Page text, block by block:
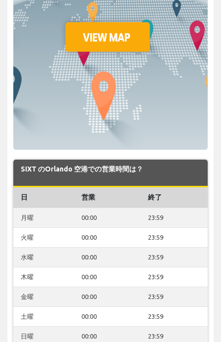
SIXT のOrlando 空港での営業時間は？
日 営業 終了
月曜 00:00 23:59
火曜 00:00 23:59
水曜 00:00 23:59
木曜 00:00 23:59
金曜 00:00 23:59
土曜 00:00 23:59
日曜 00:00 23:59